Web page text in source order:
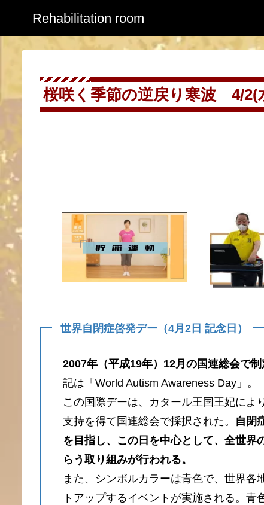
Rehabilitation room
桜咲く季節の逆戻り寒波 4/2(
世界自閉症啓発デー（4月2日 記念日）
2007年（平成19年）12月の国連総会で制
記は「World Autism Awareness Day」。
この国際デーは、カタール王国王妃によ
支持を得て国連総会で採択された。 自閉
を目指し、この日を中心として、全世界
らう取り組みが行われる。
また、シンボルカラーは青色で、世界各
トアップするイベントが実施される。青